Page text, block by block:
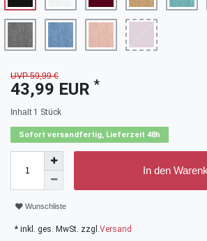
UVP 59,99 €
43,99 EUR *
Inhalt 1 Stück
Sofort versandfertig, Lieferzeit 48h
In den
Wunschliste
* inkl. ges. MwSt. zzgl. Versand